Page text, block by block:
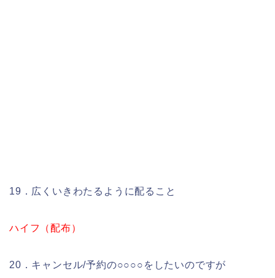
19．広くいきわたるように配ること
ハイフ（配布）
20．キャンセル/予約の○○○○をしたいのですが